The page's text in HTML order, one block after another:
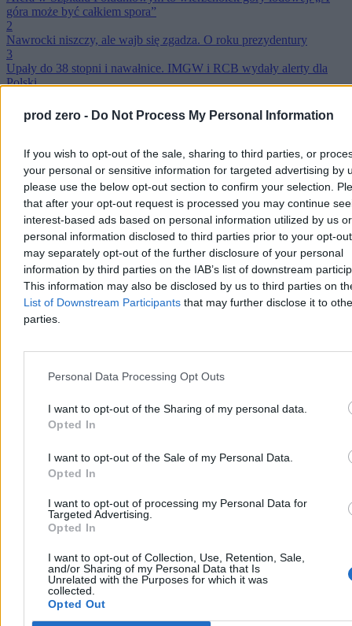
prod zero - Do Not Process My Personal Information
If you wish to opt-out of the sale, sharing to third parties, or
your personal or sensitive information for targeted advertising by
please use the below opt-out section to confirm your selection.
that after your opt-out request is processed you may continue
interest-based ads based on personal information utilized by us or
personal information disclosed to third parties prior to your opt-
may separately opt-out of the further disclosure of your personal
information by third parties on the IAB’s list of downstream
This information may also be disclosed by us to third parties on
List of Downstream Participants that may further disclose it to
parties.
Personal Data Processing Opt Outs
I want to opt-out of the Sharing of my personal data.
Opted In
I want to opt-out of the Sale of my Personal Data.
Opted In
I want to opt-out of processing my Personal Data for
Targeted Advertising.
Opted In
I want to opt-out of Collection, Use, Retention, Sale,
and/or Sharing of my Personal Data that Is
Unrelated with the Purposes for which it was
collected.
Opted Out
góra może być całkiem spora”
2
Nawrocki niszczy, ale wajb się zgadza. O roku prezydentury
3
Upały do 38 stopni i nawałnice. IMGW i RCB wydały alerty dla
Polski
Mniej łóżek dla pacjentów, więcej gabinetów dla lekarzy.
Ujawniamy zmiany w Szpitalu Południowym
Trzaskowski przedstawił wyniki audytu w Szpitalu Południowym.
„Rekordowy dyżur to 110 godzin”
Tusk o Giertychu: „Nie jest świętą krową”
Tragiczna śmierć 15-latki. Śledczy milczą, rodzice apelują do
świadków
Na to liczy Rozwój Plus. „Potrzebują mięsa armatniego”
Pierwszy przelew dla klubu Morawieckiego. Na razie Rozwój Plus
bez subwencji
nie wiem
Reklama